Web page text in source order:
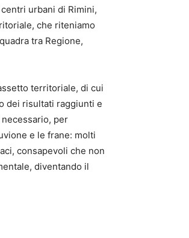
urbani di Rimini,
che riteniamo
tra Regione,
territoriale, di cui
dei risultati raggiunti e
per
e le frane: molti
consapevoli che non
diventando il